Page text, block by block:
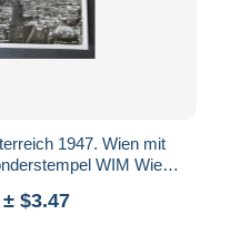
1947. Wien mit
WIM Wien
± $3.47